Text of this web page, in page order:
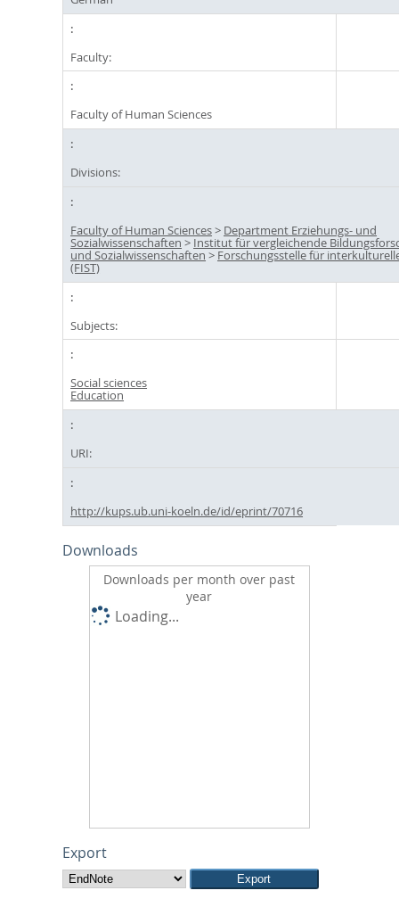
Faculty:
Faculty of Human Sciences
Divisions:
Faculty of Human Sciences> Department Erziehungs- und
Sozialwissenschaften > Institut für vergleichende
und Sozialwissenschaften > Forschungsstelle für
(FIST)
Subjects:
Social sciences
Education
URI:
http://kups.ub.uni-koeln.de/id/eprint/70716
Downloads
Downloads per month over past
year
Loading...
Export